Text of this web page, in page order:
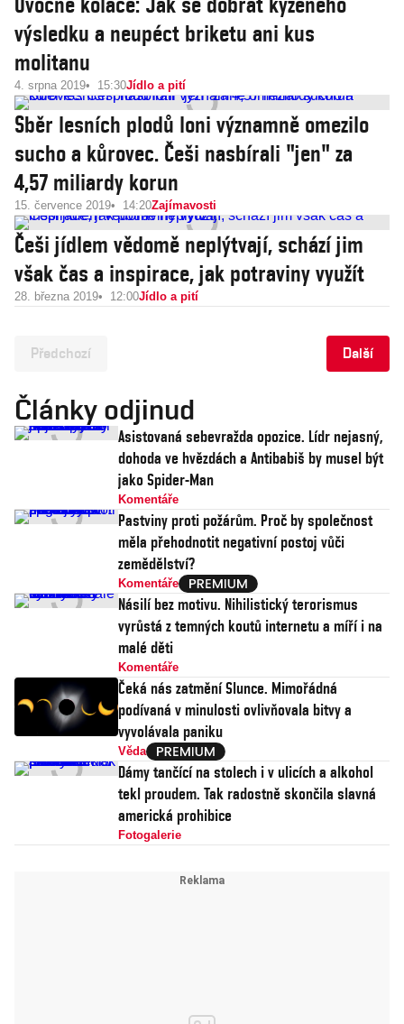
výsledku a neupéct briketu ani kus
molitanu
4. srpna 2019 15:30Jídlo a pití
Sběr lesních plodů loni významně omezilo
sucho a kůrovec. Češi nasbírali "jen" za
4,57 miliardy korun
15. července 2019 14:20Zajímavosti
Češi jídlem vědomě neplýtvají, schází jim
však čas a inspirace, jak potraviny využít
28. března 2019 12:00Jídlo a pití
Předchozí Další
Články odjinud
Asistovaná sebevražda opozice. Lídr nejasný,
dohoda ve hvězdách a Antibabiš by musel být
jako Spider-Man
Komentáře
Pastviny proti požárům. Proč by společnost
měla přehodnotit negativní postoj vůči
zemědělství?
Komentáře
Násilí bez motivu. Nihilistický terorismus
vyrůstá z temných koutů internetu a míří i na
malé děti
Komentáře
Čeká nás zatmění Slunce. Mimořádná
podívaná v minulosti ovlivňovala bitvy a
vyvolávala paniku
Věda
Dámy tančící na stolech i v ulicích a alkohol
tekl proudem. Tak radostně skončila slavná
americká prohibice
Fotogalerie